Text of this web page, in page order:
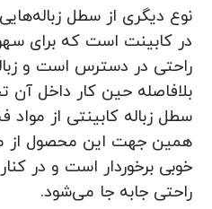
نوع دیگری از سطل
در کابینت است که برای
راحتی در دسترس است و
بلافاصله حین کار داخل آن
سطل زباله کابینتی از
همین جهت این محصول از
خوبی برخوردار است و در
راحتی جابه جا می‌شود.